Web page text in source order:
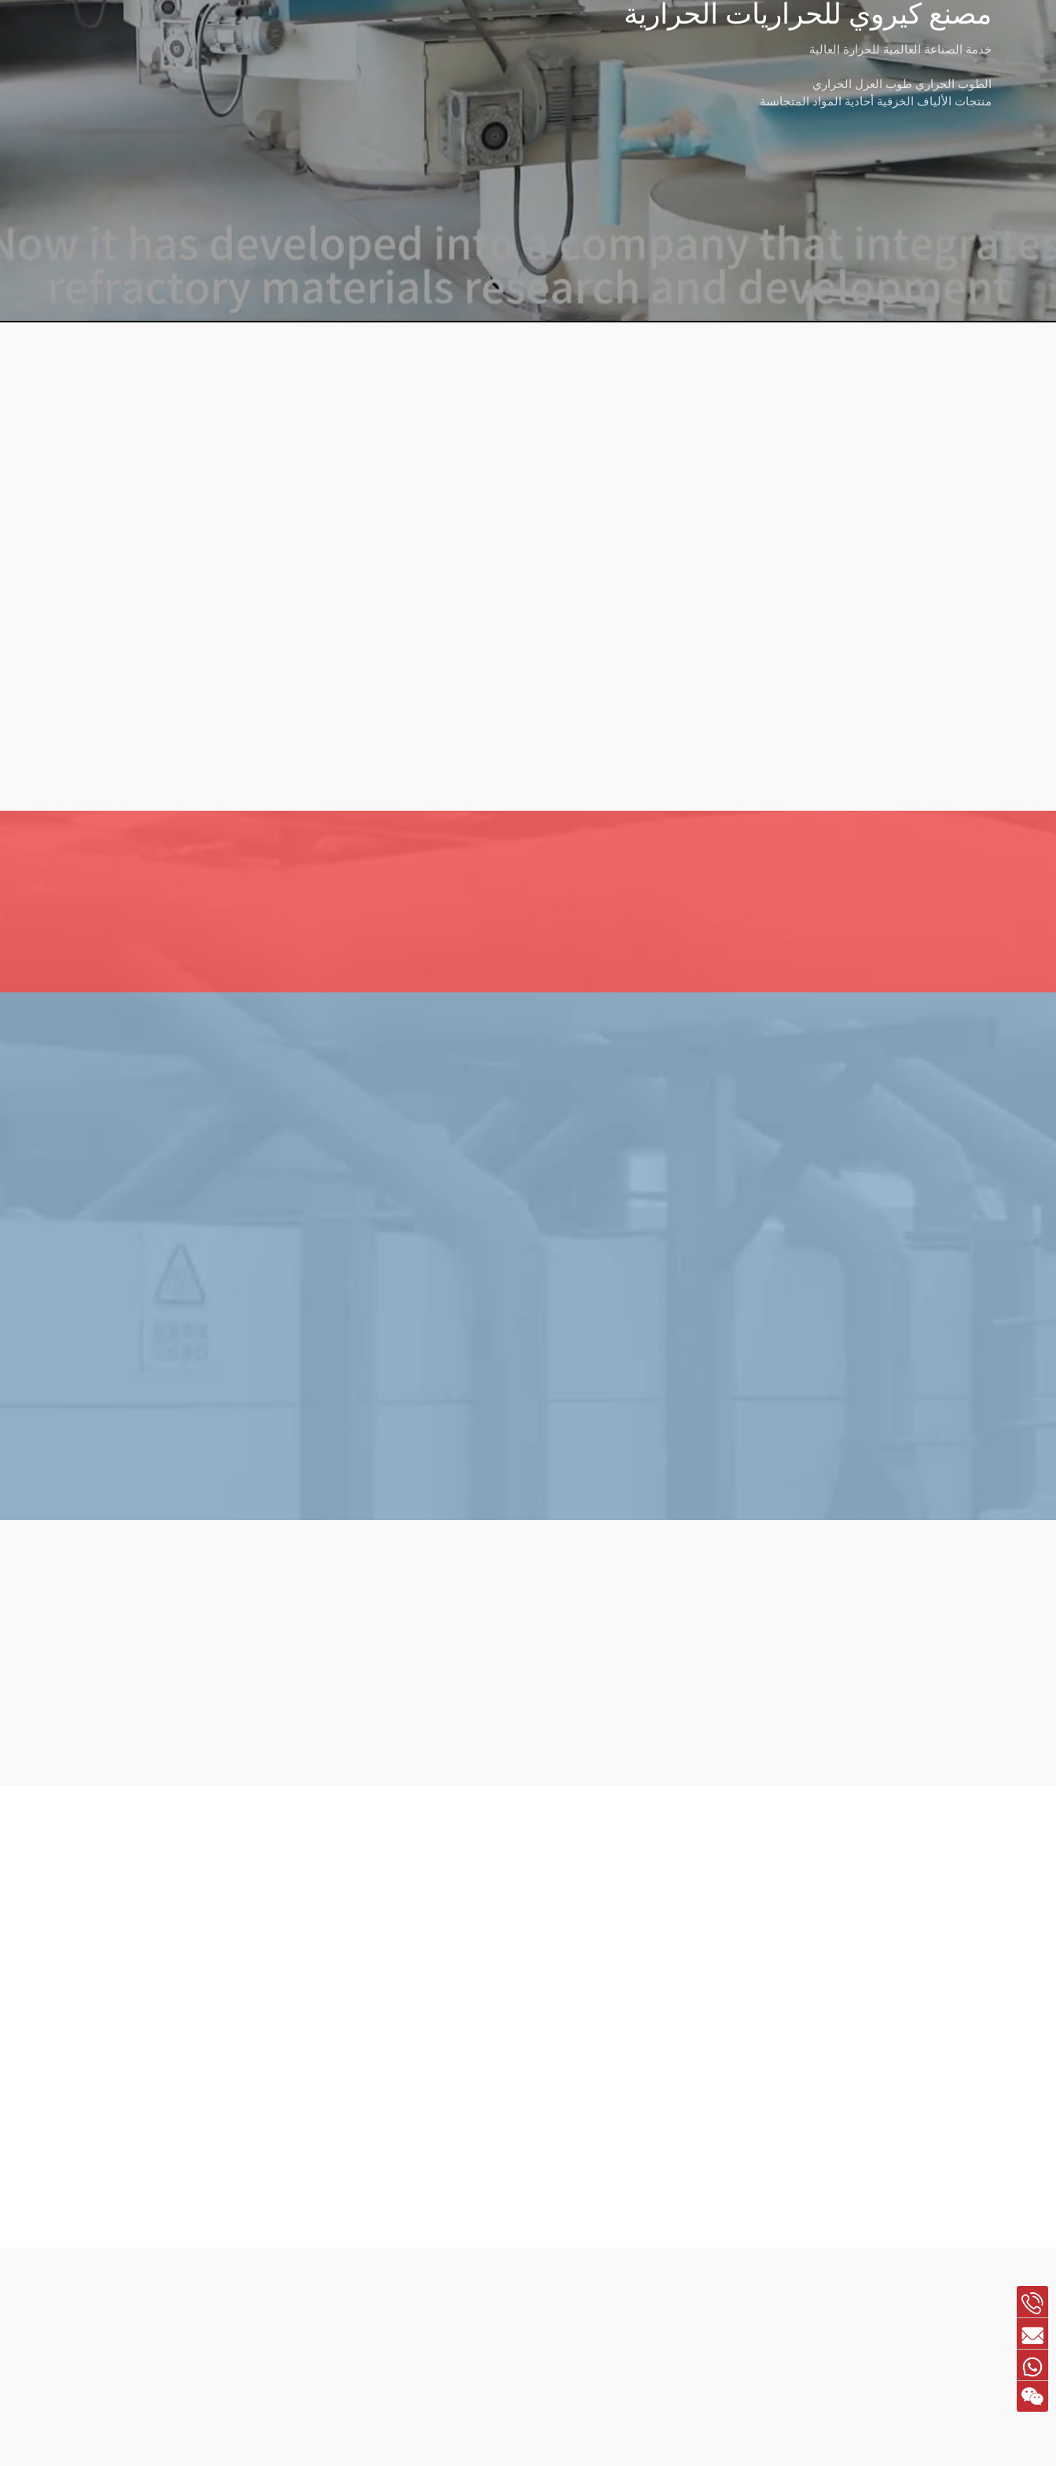
مصنع كيروي للحراريات الحرارية
خدمة الصناعة العالمية للحرارة العالية
الطوب الحراري طوب العزل الحراري
منتجات الألياف الخزفية أحادية المواد المتجانسة